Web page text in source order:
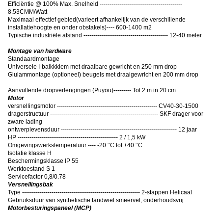
Efficiëntie @ 100% Max. Snelheid ------------------------------------------
8.53CMM/Watt
Maximaal effectief gebied(varieert afhankelijk van de verschillende
installatiehoogte en onder obstakels)---- 600-1400 m2
Typische industriële afstand ------------------------------------------- 12-40 meter
Montage van hardware
Standaardmontage
Universele I-balkkklem met draaibare gewricht en 250 mm drop
Glulammontage (optioneel) beugels met draaigewricht en 200 mm drop
Aanvullende dropverlengingen (Puyou)--------- Tot 2 m in 20 cm
Motor
versnellingsmotor --------------------------------------------------- CV40-30-1500
dragerstructuur ------------------------------------------------------- SKF drager voor
zware lading
ontwerplevensduur ----------------------------------------------------------- 12 jaar
HP --------------------------------------------------- 2 / 1,5 kW
Omgevingswerkstemperatuur ---- -20 °C tot +40 °C
Isolatie klasse H
Beschermingsklasse IP 55
Werktoestand S 1
Servicefactor 0,8/0.78
Versnellingsbak
Type ------------------------------------------------------------ 2-stappen Helicaal
Gebruiksduur van synthetische tandwiel smeervet, onderhoudsvrij
Motorbesturingspaneel (MCP)